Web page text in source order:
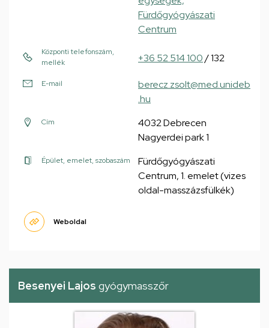
Fürdőgyógyászati
Centrum
Központi telefonszám,
mellék
+36 52 514 100/ 132
E-mail
berecz.zsolt@med.unideb
.hu
Cím
4032 Debrecen
Nagyerdei park 1
Épület, emelet, szobaszám
Fürdőgyógyászati
Centrum, 1. emelet (vizes
oldal-masszázsfülkék)
Weboldal
Besenyei Lajos gyógymasszőr